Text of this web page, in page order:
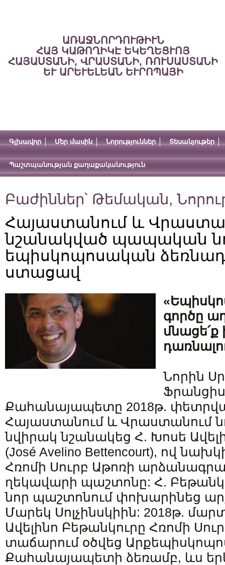
ԱՌԱՋՆՈՐԴՈՒԹԻՒՆ
ՀԱՅ ԿԱԹՈՂԻԿԷ ԵԿԵՂԵՑՒՈՅ
ՀԱՅԱՍՏԱՆԻ, ՎՐԱՍՏԱՆԻ, ՌՈՒՍԱՍՏԱՆԻ
ԵՒ ԱՐԵՒԵԼԵԱՆ ԵՒՐՈՊԱՅԻ
Գլխավոր Մեր մասին Նորություններ Տեսանյութեր
Պաշտպանության քաղաքականություն
Բաժիններ՝ Թեմական,
Հայաստանում և
նշանակված պապական
եպիսկոպոսական
ստացավ
գործը
Նորին
Քահանայապետը 2018թ.
Հայաստանում և Վրաստանում
նվիրակ նշանակեց Հ. Խոսե
(José Avelino Bettencourt), ով
Հռոմի Սուրբ Աթոռի
ղեկավարի պաշտոնը: Հ.
նոր պաշտոնում փոխարինեց
Մարեկ Սոլչինսկիին: 2018թ.
Ավելինո Բեթանկուրը Հռոմի
տաճարում օծվեց
Քահանայապետի ձեռամբ, ևս